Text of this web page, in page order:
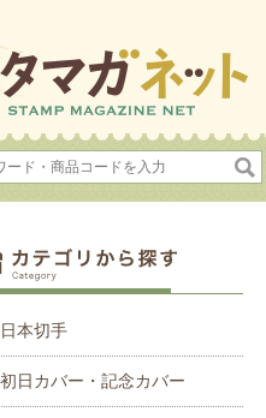
日本切手
初日カバー・記念カバー